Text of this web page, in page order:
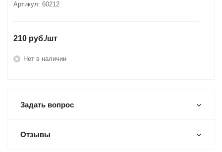
Артикул: 60212
210 руб./шт
Нет в наличии
Задать вопрос
Отзывы